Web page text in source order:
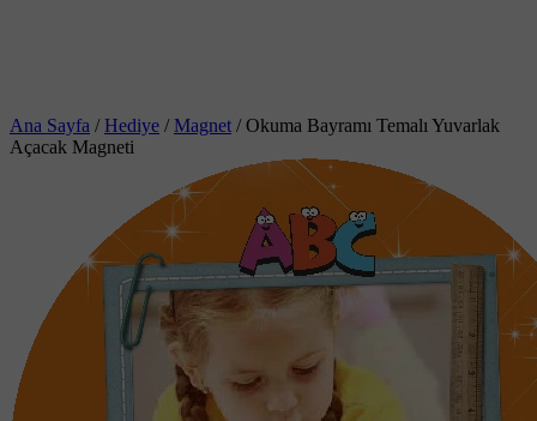
Ana Sayfa / Hediye / Magnet / Okuma Bayramı Temalı Yuvarlak
Açacak Magneti